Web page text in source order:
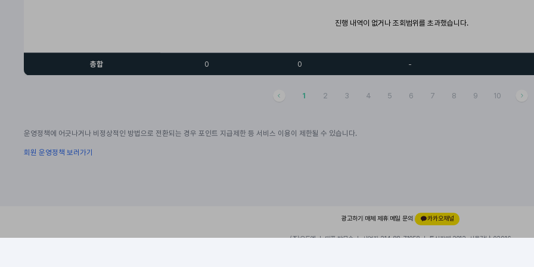
진행 내역이 없거나 조회범위를 초과했습니다.
총합 0 0 -
1 2 3 4 5 6 7 8 9 10
운영정책에 어긋나거나 비정상적인 방법으로 전환되는 경우 포인트 지급제한 등 서비스 이용이 제한될 수 있습니다.
회원 운영정책 보러가기
광고하기 매체 제휴 메일 문의 | 카카오채널
(주)오드엠 ㅣ 대표 박무순 ㅣ 사업자 214-88-71058 ㅣ 통신판매 2012-서울강남-02916